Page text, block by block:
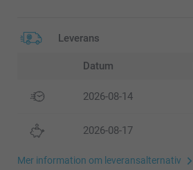
Leverans
Datum
2026-08-14
2026-08-17
Mer information om leveransalternativ